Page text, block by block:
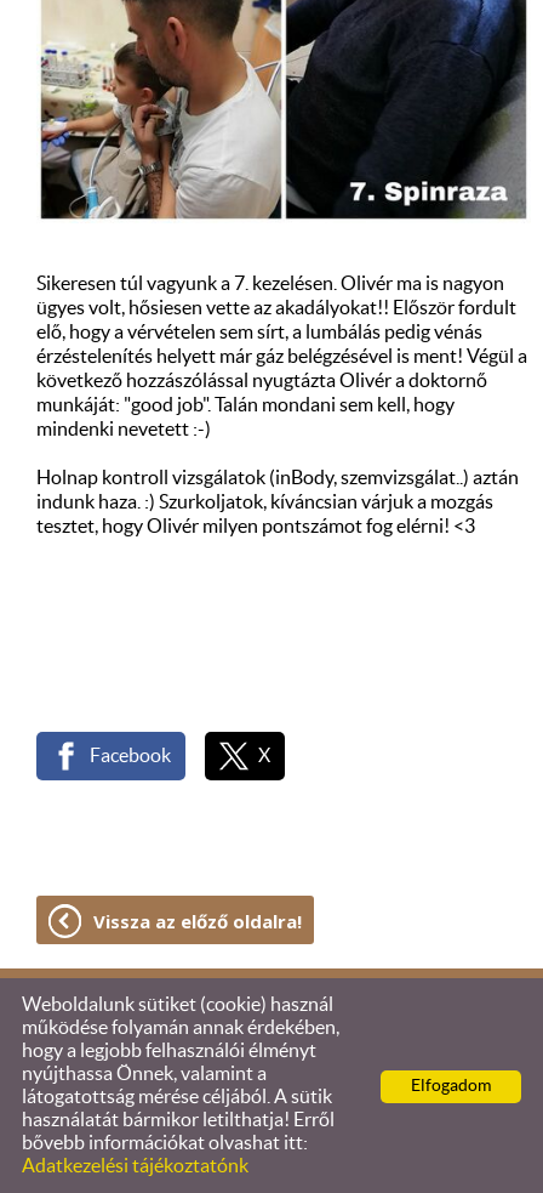
Sikeresen túl vagyunk a 7. kezelésen. Olivér ma is nagyon
ügyes volt, hősiesen vette az akadályokat!! Először fordult
elő, hogy a vérvételen sem sírt, a lumbálás pedig vénás
érzéstelenítés helyett már gáz belégzésével is ment! Végül a
következő hozzászólással nyugtázta Olivér a doktornő
munkáját: "good job". Talán mondani sem kell, hogy
mindenki nevetett :-)
Holnap kontroll vizsgálatok (inBody, szemvizsgálat..) aztán
indunk haza. :) Szurkoljatok, kíváncsian várjuk a mozgás
tesztet, hogy Olivér milyen pontszámot fog elérni! <3
Facebook X
Vissza az előző oldalra!
© 2026 - Együtt Olivérért Alapítvány
Oldal információklAdatkezelési tájékoztatól
Impresszum
Elfogadom
Weboldalunk sütiket (cookie) használ
működése folyamán annak érdekében,
hogy a legjobb felhasználói élményt
nyújthassa Önnek, valamint a
látogatottság mérése céljából. A sütik
használatát bármikor letilthatja! Erről
bővebb információkat olvashat itt:
Adatkezelési tájékoztatónk